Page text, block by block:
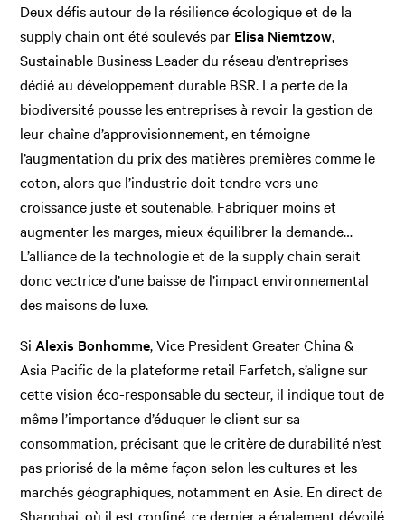
Deux défis autour de la résilience écologique et de la
supply chain ont été soulevés par Elisa Niemtzow,
Sustainable Business Leader du réseau d’entreprises
dédié au développement durable BSR. La perte de la
biodiversité pousse les entreprises à revoir la gestion de
leur chaîne d’approvisionnement, en témoigne
l’augmentation du prix des matières premières comme le
coton, alors que l’industrie doit tendre vers une
croissance juste et soutenable. Fabriquer moins et
augmenter les marges, mieux équilibrer la demande…
L’alliance de la technologie et de la supply chain serait
donc vectrice d’une baisse de l’impact environnemental
des maisons de luxe.
Si Alexis Bonhomme, Vice President Greater China &
Asia Pacific de la plateforme retail Farfetch, s’aligne sur
cette vision éco-responsable du secteur, il indique tout de
même l’importance d’éduquer le client sur sa
consommation, précisant que le critère de durabilité n’est
pas priorisé de la même façon selon les cultures et les
marchés géographiques, notamment en Asie. En direct de
Shanghai, où il est confiné, ce dernier a également dévoilé